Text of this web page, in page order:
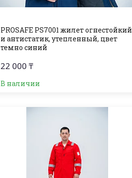
PROSAFE PS7001 жилет огнестойкий
и антистатик, утепленный, цвет
темно синий
22 000 ₸
В наличии